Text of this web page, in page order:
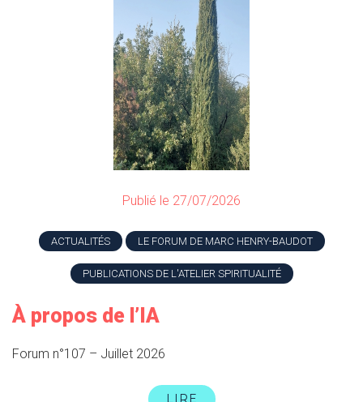
Publié le 27/07/2026
ACTUALITÉS LE FORUM DE MARC HENRY-BAUDOT
PUBLICATIONS DE L'ATELIER SPIRITUALITÉ
À propos de l’IA
Forum n°107 – Juillet 2026
LIRE